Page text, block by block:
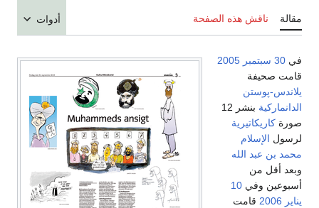
مقالة ناقش هذه الصفحة أدوات
في 30 سبتمبر
2005
قامت صحيفة
يلاندس-پوستن
الدانماركية
بنشر 12
صورة كاريكاتيرية
لرسول الإسلام
محمد بن عبد الله
وبعد أقل من
أسبوعين وفي 10
يناير 2006 قامت